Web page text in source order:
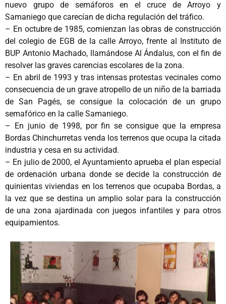
nuevo grupo de semáforos en el cruce de Arroyo y
Samaniego que carecían de dicha regulación del tráfico.
– En octubre de 1985, comienzan las obras de construcción
del colegio de EGB de la calle Arroyo, frente al Instituto de
BUP Antonio Machado, llamándose Al Ándalus, con el fin de
resolver las graves carencias escolares de la zona.
– En abril de 1993 y tras intensas protestas vecinales como
consecuencia de un grave atropello de un niño de la barriada
de San Pagés, se consigue la colocación de un grupo
semafórico en la calle Samaniego.
– En junio de 1998, por fin se consigue que la empresa
Bordas Chinchurretas venda los terrenos que ocupa la citada
industria y cesa en su actividad.
– En julio de 2000, el Ayuntamiento aprueba el plan especial
de ordenación urbana donde se decide la construcción de
quinientas viviendas en los terrenos que ocupaba Bordas, a
la vez que se destina un amplio solar para la construcción
de una zona ajardinada con juegos infantiles y para otros
equipamientos.